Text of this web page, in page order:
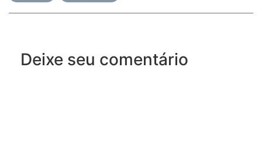
Deixe seu comentário